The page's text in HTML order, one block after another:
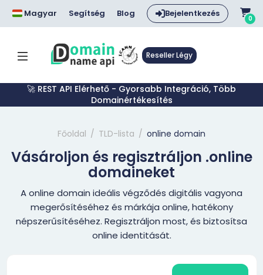
Magyar Segítség Blog Bejelentkezés 0
Reseller Légy
🚀 REST API Elérhető - Gyorsabb Integráció, Több
Domainértékesítés
Főoldal TLD-lista online domain
Vásároljon és regisztráljon .online
domaineket
A online domain ideális végződés digitális vagyona
megerősítéséhez és márkája online, hatékony
népszerűsítéséhez. Regisztráljon most, és biztosítsa
online identitását.